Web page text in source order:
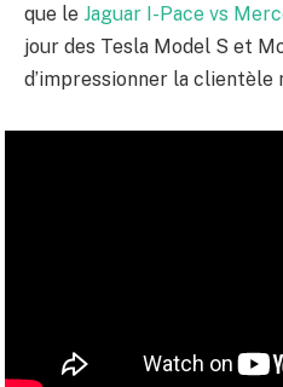
que le Jaguar I-Pace vs
jour des Tesla Model S et
d’impressionner la clientèle